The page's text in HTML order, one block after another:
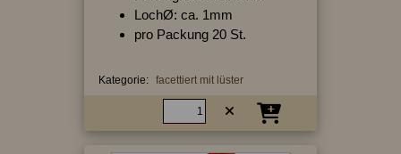
LochØ: ca. 1mm
pro Packung 20 St.
Kategorie: facettiert mit lüster